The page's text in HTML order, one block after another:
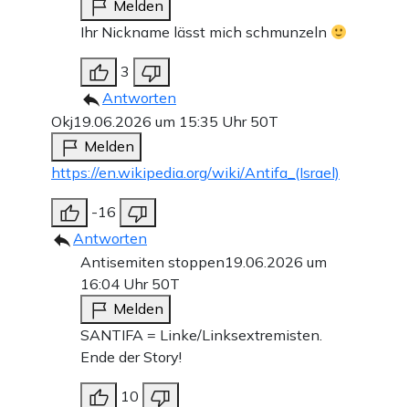
Melden
Ihr Nickname lässt mich schmunzeln
3
Antworten
Okj19.06.2026 um 15:35 Uhr 50T
Melden
https://en.wikipedia.org/wiki/Antifa_(Israel)
-16
Antworten
Antisemiten stoppen19.06.2026 um
16:04 Uhr 50T
Melden
SANTIFA = Linke/Linksextremisten.
Ende der Story!
10